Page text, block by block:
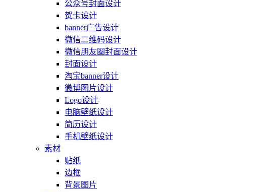
公众号封面设计
贺卡设计
banner广告设计
微信二维码设计
微信朋友圈封面设计
封面设计
淘宝banner设计
微博图片设计
Logo设计
电脑壁纸设计
简历设计
手机壁纸设计
素材
贴纸
边框
背景图片